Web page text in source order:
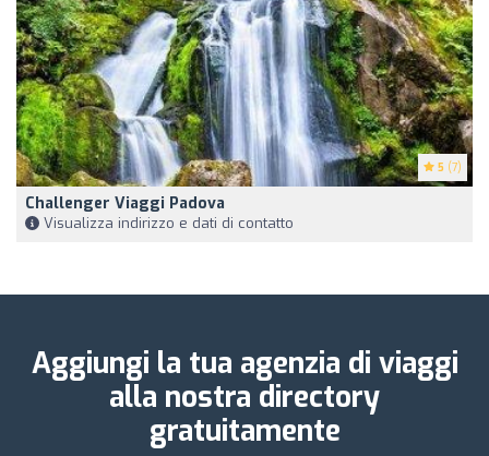
5 (7)
Challenger Viaggi Padova
Visualizza indirizzo e dati di contatto
Aggiungi la tua agenzia di viaggi
alla nostra directory
gratuitamente